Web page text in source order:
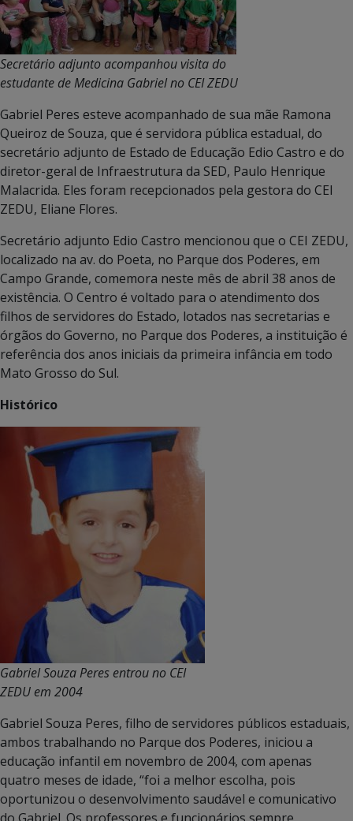
Secretário adjunto acompanhou visita do
estudante de Medicina Gabriel no CEI ZEDU
Gabriel Peres esteve acompanhado de sua mãe Ramona
Queiroz de Souza, que é servidora pública estadual, do
secretário adjunto de Estado de Educação Edio Castro e do
diretor-geral de Infraestrutura da SED, Paulo Henrique
Malacrida. Eles foram recepcionados pela gestora do CEI
ZEDU, Eliane Flores.
Secretário adjunto Edio Castro mencionou que o CEI ZEDU,
localizado na av. do Poeta, no Parque dos Poderes, em
Campo Grande, comemora neste mês de abril 38 anos de
existência. O Centro é voltado para o atendimento dos
filhos de servidores do Estado, lotados nas secretarias e
órgãos do Governo, no Parque dos Poderes, a instituição é
referência dos anos iniciais da primeira infância em todo
Mato Grosso do Sul.
Histórico
Gabriel Souza Peres entrou no CEI
ZEDU em 2004
Gabriel Souza Peres, filho de servidores públicos estaduais,
ambos trabalhando no Parque dos Poderes, iniciou a
educação infantil em novembro de 2004, com apenas
quatro meses de idade, “foi a melhor escolha, pois
oportunizou o desenvolvimento saudável e comunicativo